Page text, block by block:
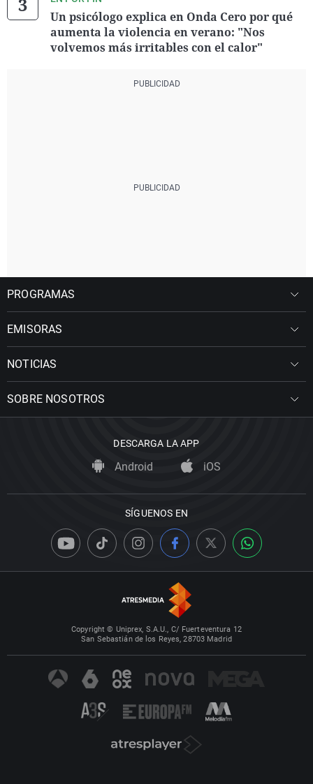
Un psicólogo explica en Onda Cero por qué
aumenta la violencia en verano: "Nos
volvemos más irritables con el calor"
PROGRAMAS
EMISORAS
NOTICIAS
SOBRE NOSOTROS
DESCARGA LA APP
Android iOS
SÍGUENOS EN
Copyright © Uniprex, S.A.U., C/ Fuerteventura 12
San Sebastián de los Reyes, 28703 Madrid